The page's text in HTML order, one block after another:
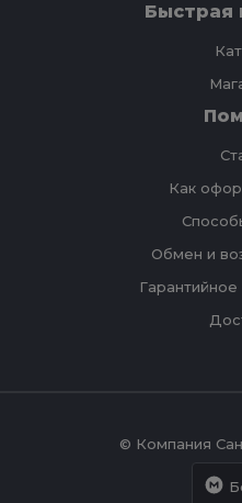
Быстрая
Как
Обмен и
© Компания